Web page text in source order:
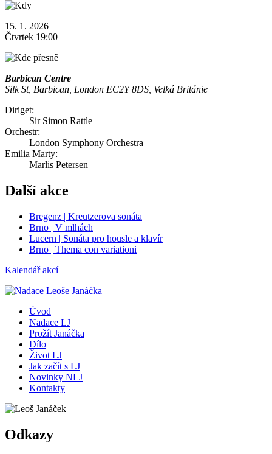
15. 1. 2026
Čtvrtek 19:00
Barbican Centre
Silk St, Barbican, London EC2Y 8DS, Velká Británie
Diriget:
Sir Simon Rattle
Orchestr:
London Symphony Orchestra
Emilia Marty:
Marlis Petersen
Další akce
Bregenz | Kreutzerova sonáta
Brno | V mlhách
Lucern | Sonáta pro housle a klavír
Brno | Thema con variationi
Kalendář akcí
Úvod
Nadace LJ
Prožít Janáčka
Dílo
Život LJ
Jak začít s LJ
Novinky NLJ
Kontakty
Odkazy